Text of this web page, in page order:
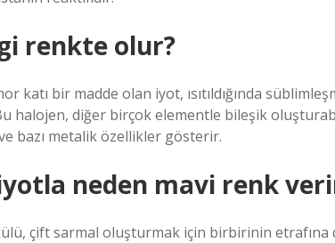
renkte olur?
katı bir madde olan iyot, ısıtıldığında
halojen, diğer birçok elementle bileşik
bazı metalik özellikler gösterir.
neden mavi renk
çift sarmal oluşturmak için birbirinin etrafına